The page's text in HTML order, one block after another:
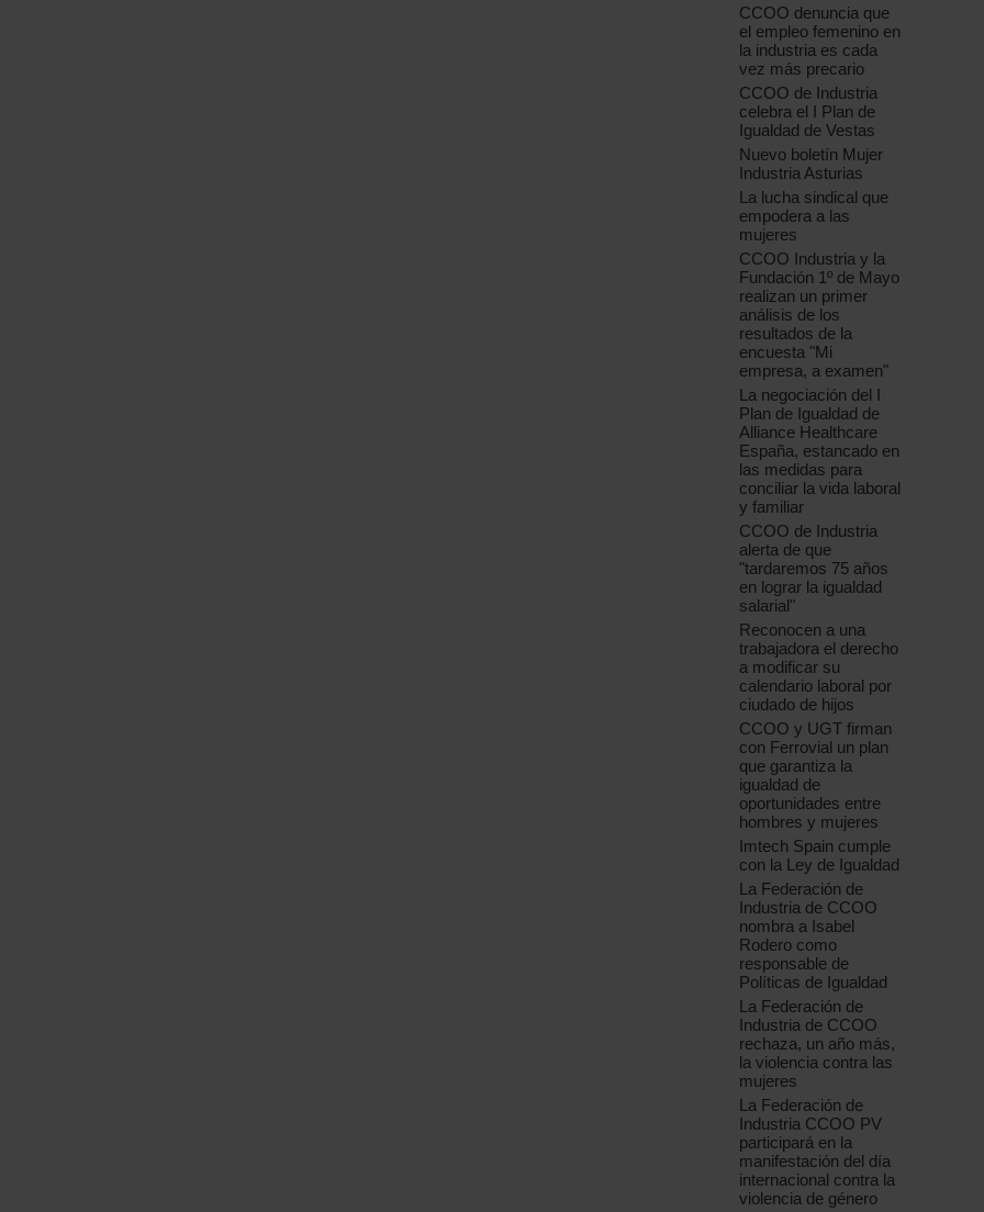
CCOO denuncia que
el empleo femenino en
la industria es cada
vez más precario
CCOO de Industria
celebra el I Plan de
Igualdad de Vestas
Nuevo boletín Mujer
Industria Asturias
La lucha sindical que
empodera a las
mujeres
CCOO Industria y la
Fundación 1º de Mayo
realizan un primer
análisis de los
resultados de la
encuesta "Mi
empresa, a examen"
La negociación del I
Plan de Igualdad de
Alliance Healthcare
España, estancado en
las medidas para
conciliar la vida laboral
y familiar
CCOO de Industria
alerta de que
"tardaremos 75 años
en lograr la igualdad
salarial"
Reconocen a una
trabajadora el derecho
a modificar su
calendario laboral por
ciudado de hijos
CCOO y UGT firman
con Ferrovial un plan
que garantiza la
igualdad de
oportunidades entre
hombres y mujeres
Imtech Spain cumple
con la Ley de Igualdad
La Federación de
Industria de CCOO
nombra a Isabel
Rodero como
responsable de
Políticas de Igualdad
La Federación de
Industria de CCOO
rechaza, un año más,
la violencia contra las
mujeres
La Federación de
Industria CCOO PV
participará en la
manifestación del día
internacional contra la
violencia de género